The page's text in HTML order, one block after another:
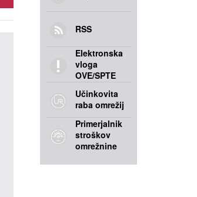
RSS
Elektronska
vloga
OVE/SPTE
Učinkovita
raba omrežij
Primerjalnik
stroškov
omrežnine